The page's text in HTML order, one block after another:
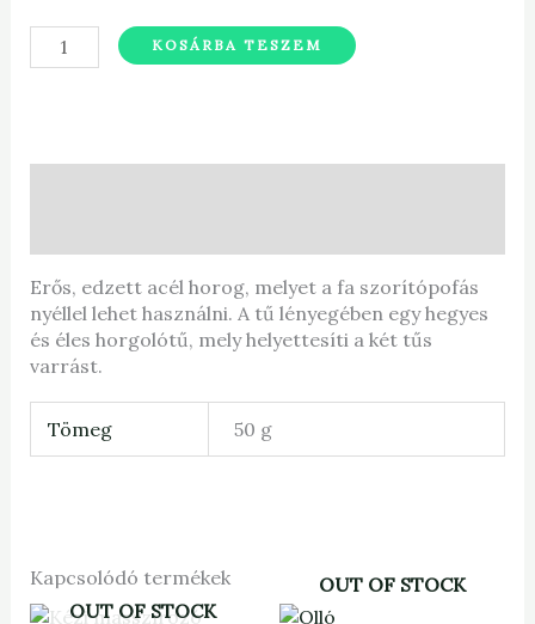
KOSÁRBA TESZEM
Erős, edzett acél horog, melyet a fa szorítópofás
nyéllel lehet használni. A tű lényegében egy hegyes
és éles horgolótű, mely helyettesíti a két tűs
varrást.
Tömeg 50 g
Kapcsolódó termékek
OUT OF STOCK
OUT OF STOCK